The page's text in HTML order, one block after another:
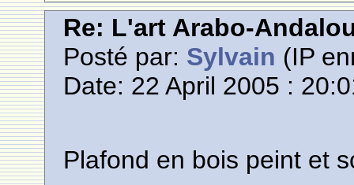
Re: L'art Arabo-
Posté par: Sylvain (IP
Date: 22 April 2005 :
Plafond en bois peint et